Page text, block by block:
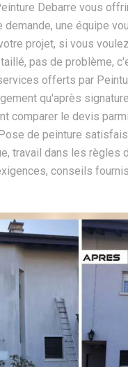
Debarre vous
demande, une équipe
projet, si vous
pas de problème,
offerts par
qu'après
comparer le devis
de peinture
travail dans les règles
conseils fournis